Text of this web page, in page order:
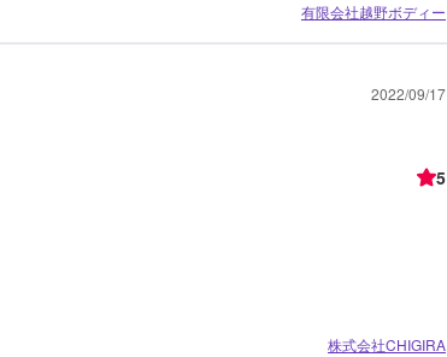
有限会社越野ボディー
2022/09/17
5
株式会社CHIGIRA